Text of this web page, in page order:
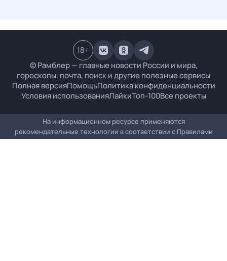
© Рамблер — главные новости России и мира,
гороскопы, почта, поиск и другие полезные сервисы
Полная версияПомощьПолитика конфиденциальности
Условия использованияЛайкиТоп-100Все проекты
18+
На информационном ресурсе применяются
рекомендательные технологии в соответствии с Правилами